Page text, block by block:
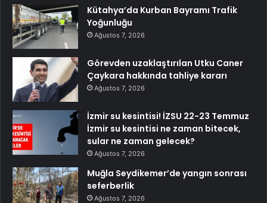
Kütahya’da Kurban Bayramı Trafik
Yoğunluğu
Ağustos 7, 2026
Görevden uzaklaştırılan Utku Caner
Çaykara hakkında tahliye kararı
Ağustos 7, 2026
İzmir su kesintisi! İZSU 22-23 Temmuz
İzmir su kesintisi ne zaman bitecek,
sular ne zaman gelecek?
Ağustos 7, 2026
Muğla Seydikemer’de yangın sonrası
seferberlik
Ağustos 7, 2026